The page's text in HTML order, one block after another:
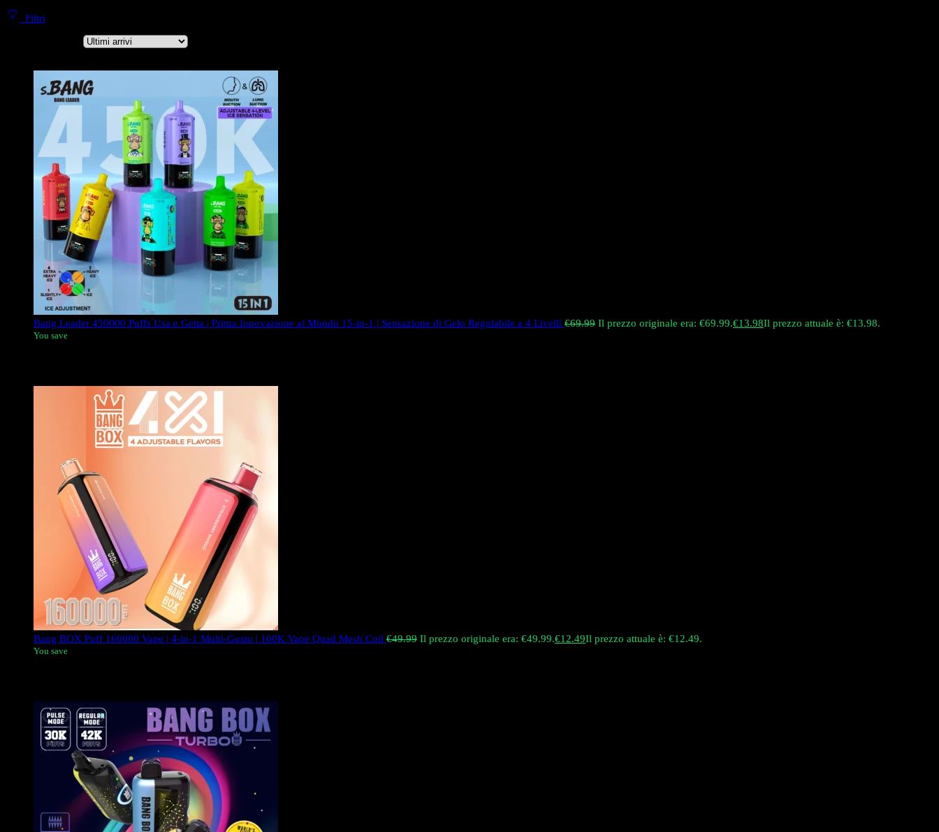
Filtri
Bang Leader 450000 Puffs Usa e Getta | Prima Innovazione al Mondo 15-in-1 | Sensazione di Gelo Regolabile a 4 Livelli €69.99 Il prezzo originale era: €69.99.€13.98Il prezzo attuale è: €13.98.
You save
Bang BOX Puff 160000 Vape | 4-in-1 Multi-Gusto | 160K Vape Quad Mesh Coil €49.99 Il prezzo originale era: €49.99.€12.49Il prezzo attuale è: €12.49.
You save